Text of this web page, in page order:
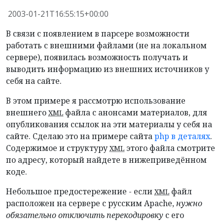
2003-01-21T16:55:15+00:00
В связи с появлением в парсере возможности
работать с внешними файлами (не на локальном
сервере), появилась возможность получать и
выводить информацию из внешних источников у
себя на сайте.
В этом примере я рассмотрю использование
внешнего XML файла с анонсами материалов, для
опубликования ссылок на эти материалы у себя на
сайте. Сделаю это на примере сайтаphp в деталях.
Содержимое и структуру XML этого файла смотрите
по адресу, который найдете в нижеприведённом
коде.
Небольшое предостережение - если XML файл
расположен на сервере с русским Apache,нужно
обязательно отключить перекодировку с его